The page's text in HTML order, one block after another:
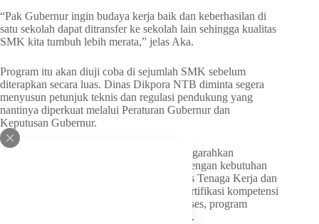
“Pak Gubernur ingin budaya kerja baik dan keberhasilan di
satu sekolah dapat ditransfer ke sekolah lain sehingga kualitas
SMK kita tumbuh lebih merata,” jelas Aka.
Program itu akan diuji coba di sejumlah SMK sebelum
diterapkan secara luas. Dinas Dikpora NTB diminta segera
menyusun petunjuk teknis dan regulasi pendukung yang
nantinya diperkuat melalui Peraturan Gubernur dan
Keputusan Gubernur.
Di sisi lain, Pemprov NTB juga mulai mengarahkan
pendidikan menengah agar lebih relevan dengan kebutuhan
industri dan potensi ekonomi daerah. Dinas Tenaga Kerja dan
Transmigrasi NTB diminta memperkuat sertifikasi kompetensi
lulusan SMK, pengembangan Global Classes, program
magang Jepang, hingga SMA double track.